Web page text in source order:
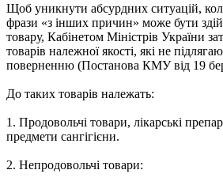
Щоб уникнути абсурдних ситуацій,
фрази «з інших причин» може бути
товару, Кабінетом Міністрів України
товарів належної якості, які не
поверненню (Постанова КМУ від 19
До таких товарів належать:
1. Продовольчі товари, лікарські
предмети сангігієни.
2. Непродовольчі товари: